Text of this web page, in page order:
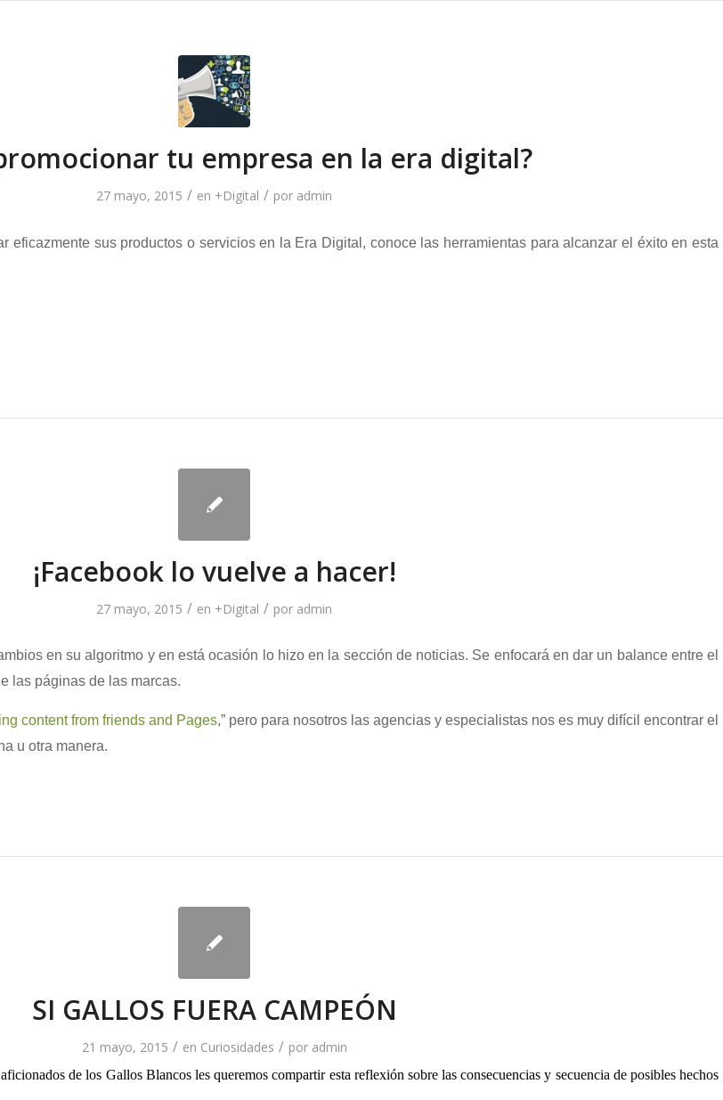
tu empresa en la era digital?
27 mayo, 2015 / en +Digital / por admin
eficazmente sus productos o servicios en la Era Digital, conoce las herramientas para alcanzar el éxito en esta
¡Facebook lo vuelve a hacer!
27 mayo, 2015 / en +Digital / por admin
en su algoritmo y en está ocasión lo hizo en la sección de noticias. Se enfocará en dar un balance entre el
las páginas de las marcas.
content from friends and Pages,” pero para nosotros las agencias y especialistas nos es muy difícil encontrar el
u otra manera.
SI GALLOS FUERA CAMPEÓN
21 mayo, 2015 / en Curiosidades / por admin
de los Gallos Blancos les queremos compartir esta reflexión sobre las consecuencias y secuencia de posibles hechos